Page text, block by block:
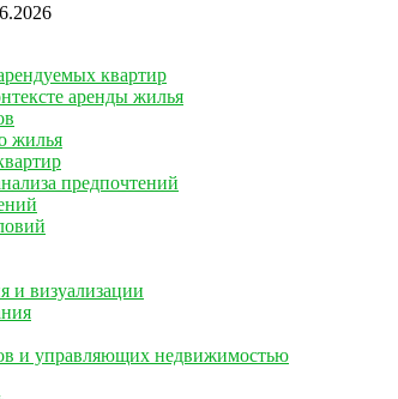
квартир
аренды жилья
жилья
предпочтений
и визуализации
и управляющих недвижимостью